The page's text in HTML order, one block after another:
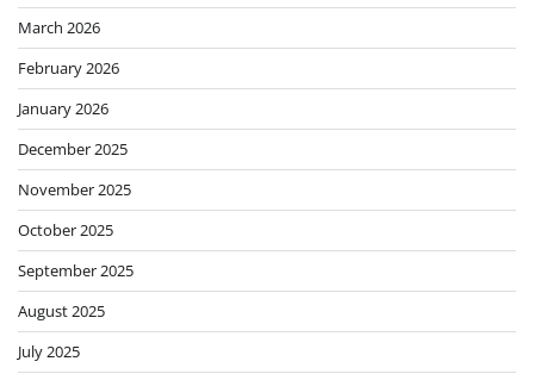
March 2026
February 2026
January 2026
December 2025
November 2025
October 2025
September 2025
August 2025
July 2025